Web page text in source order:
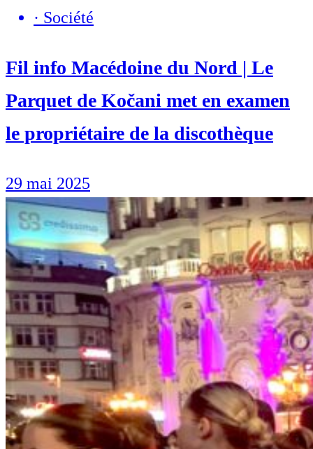
· Société
Fil info Macédoine du Nord | Le
Parquet de Kočani met en examen
le propriétaire de la discothèque
29 mai 2025